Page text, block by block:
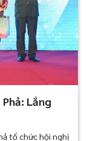
Lắng
tổ chức hội nghị